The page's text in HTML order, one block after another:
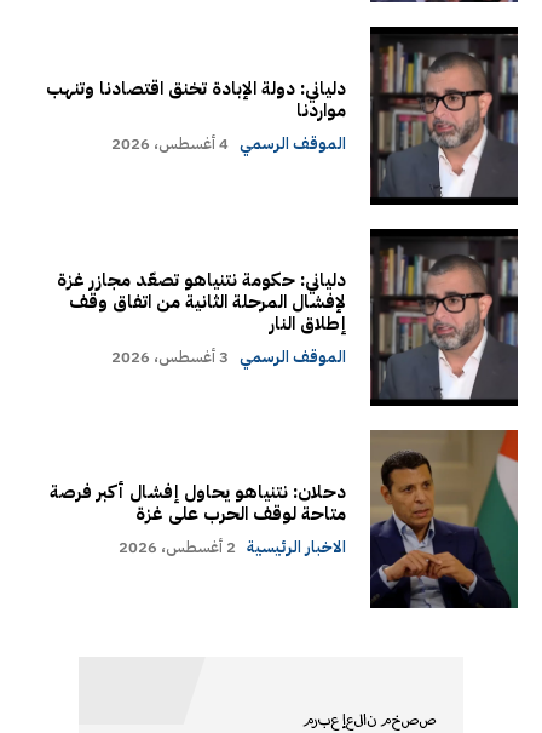
دلياني: دولة الإبادة تخنق اقتصادنا وتنهب
مواردنا
الموقف الرسمي 4 أغسطس، 2026
دلياني: حكومة نتنياهو تصعّد مجازر غزة
لإفشال المرحلة الثانية من اتفاق وقف
إطلاق النار
الموقف الرسمي 3 أغسطس، 2026
دحلان: نتنياهو يحاول إفشال أكبر فرصة
متاحة لوقف الحرب على غزة
الاخبار الرئيسية 2 أغسطس، 2026